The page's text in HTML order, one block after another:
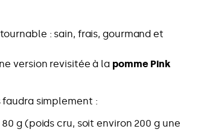
: sain, frais, gourmand et
version revisitée à la pomme Pink
faudra simplement :
80 g (poids cru, soit environ 200 g une